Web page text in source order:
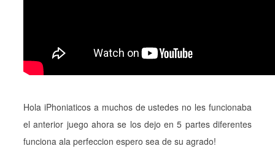
Hola iPhoniaticos a muchos de ustedes no les funcionaba
el anterior juego ahora se los dejo en 5 partes diferentes
funciona ala perfeccion espero sea de su agrado!